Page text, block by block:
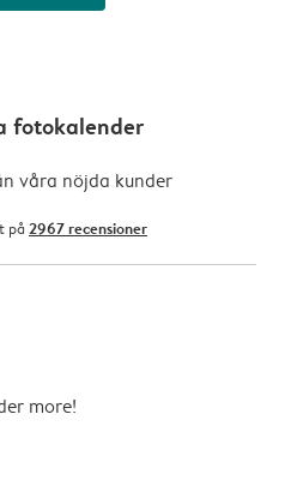
fotokalender
våra nöjda kunder
på 2967 recensioner
more!